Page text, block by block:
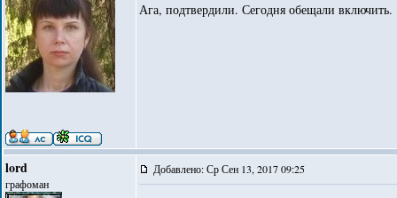
Ага, подтвердили. Сегодня обещали включить.
lord
графоман
Добавлено: Ср Сен 13, 2017 09:25